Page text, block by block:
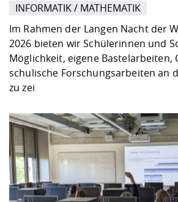
INFORMATIK / MATHEMATIK
Im Rahmen der Langen Nacht der
2026 bieten wir Schülerinnen und
Möglichkeit, eigene Bastelarbeiten,
schulische Forschungsarbeiten an
zu zei